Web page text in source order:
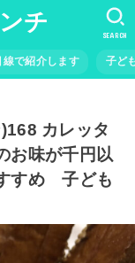
チ
線で紹介します 子ど
SEARCH
カレッタ
お味が千円以
すめ 子ども